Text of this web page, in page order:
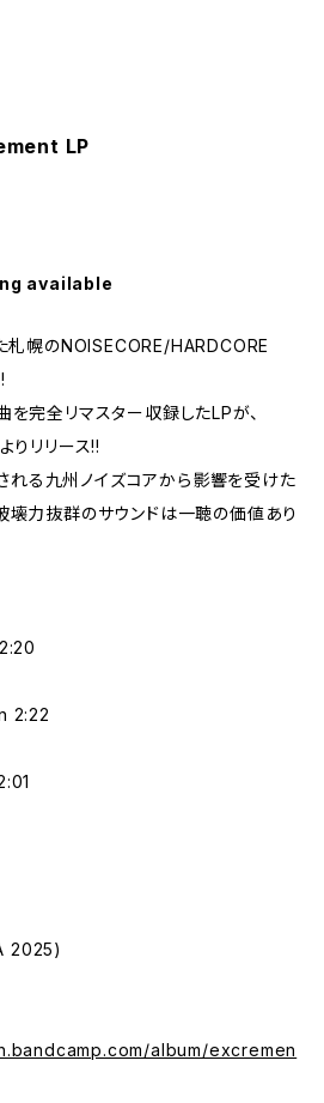
LP
available
幌のNOISECORE/HARDCORE
完全リマスター収録したLPが、
りリリース!!
れる九州ノイズコアから影響を受けた
壊力抜群のサウンドは一聴の価値あり
2:22
2025)
album/excremen